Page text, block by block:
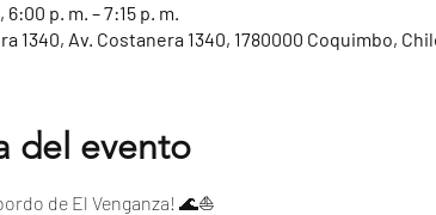
p. m. – 7:15 p. m.
1340, Av. Costanera 1340, 1780000 Coquimbo,
del evento
de El Venganza! 🌊⛵